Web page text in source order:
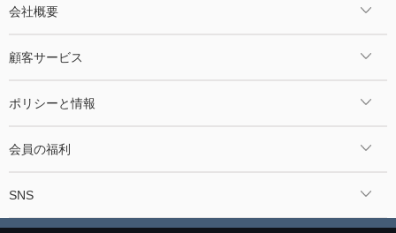
会社概要
顧客サービス
ポリシーと情報
会員の福利
SNS